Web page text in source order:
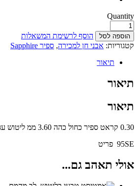
Quantity
הוספה לסל
הוסף לרשימת המשאלות
קטגוריות: אבני חן למכירה, ספיר Sapphire
תיאור
תיאור
תיאור
0.30 קראט ספיר כחול כהה 3.60 ממ ליטוש עגול אמיתי
95SE פריט
אולי תאהב גם...